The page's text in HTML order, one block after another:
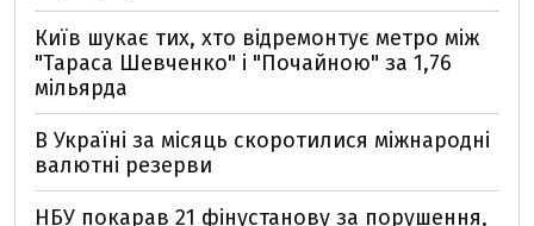
Київ шукає тих, хто відремонтує метро між
"Тараса Шевченко" і "Почайною" за 1,76
мільярда
В Україні за місяць скоротилися міжнародні
валютні резерви
НБУ покарав 21 фінустанову за порушення,